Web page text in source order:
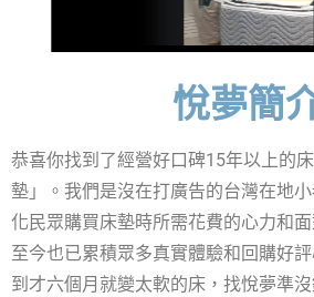
悅夢簡
恭喜你找到了經營好口碑15年以上的
墊」。我們是沒在打廣告的台灣在地
化民眾購買床墊時所需花費的心力和
至今也已累積眾多真實體驗和回購好
到才六個月就變太軟的床，找悅夢準沒